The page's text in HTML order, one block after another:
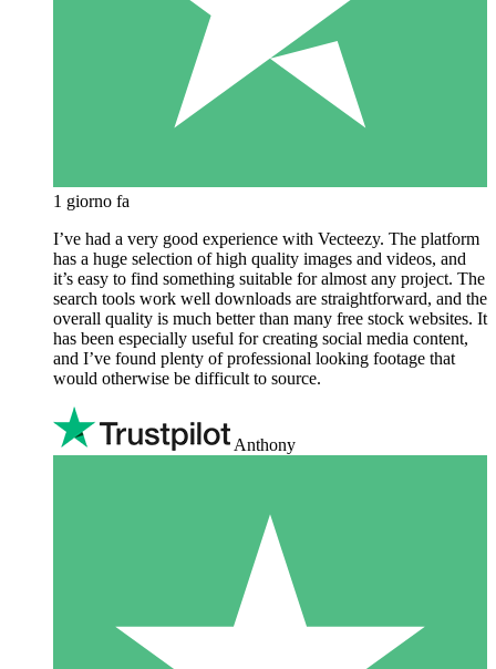
1 giorno fa
I’ve had a very good experience with Vecteezy. The platform
has a huge selection of high quality images and videos, and
it’s easy to find something suitable for almost any project. The
search tools work well downloads are straightforward, and the
overall quality is much better than many free stock websites. It
has been especially useful for creating social media content,
and I’ve found plenty of professional looking footage that
would otherwise be difficult to source.
Anthony